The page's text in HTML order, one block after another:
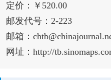
定价：￥520.00
邮发代号：2-223
邮箱：
网址：http://